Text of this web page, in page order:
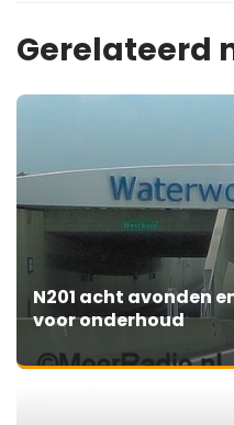
Gerelateerd
N201 acht avonden
voor onderhoud